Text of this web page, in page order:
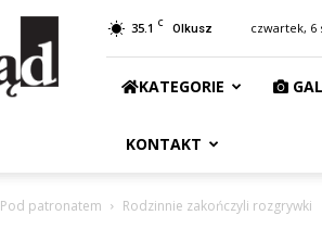
35.1 C Olkusz czwartek, 6
KATEGORIE
KONTAKT
Pod patronatem Rodzinnie zakończyli rozgrywki